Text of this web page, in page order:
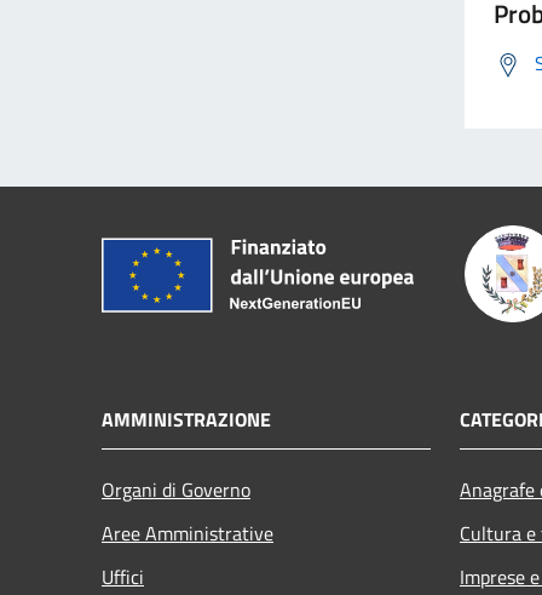
AMMINISTRAZIONE
Organi di Governo
Aree Amministrative
Uffici
Cultura
Imprese